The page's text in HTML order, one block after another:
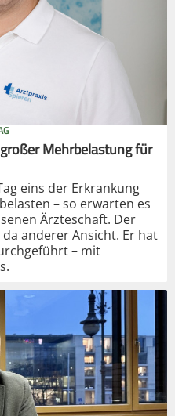
Mehrbelastung für
eins der Erkrankung
– so erwarten es
Ärzteschaft. Der
anderer Ansicht. Er hat
– mit